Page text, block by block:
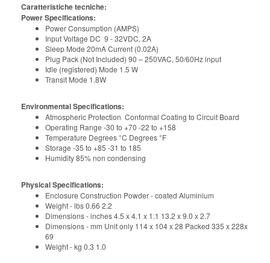
Caratteristiche tecniche:
Power Specifications:
Power Consumption (AMPS)
Input Voltage DC 9 - 32VDC, 2A
Sleep Mode 20mA Current (0.02A)
Plug Pack (Not Included) 90 – 250VAC, 50/60Hz input
Idle (registered) Mode 1.5 W
Transit Mode 1.8W
Environmental Specifications:
Atmospheric Protection Conformal Coating to Circuit Board
Operating Range -30 to +70 -22 to +158
Temperature Degrees °C Degrees °F
Storage -35 to +85 -31 to 185
Humidity 85% non condensing
Physical Specifications:
Enclosure Construction Powder - coated Aluminium
Weight - lbs 0.66 2.2
Dimensions - inches 4.5 x 4.1 x 1.1 13.2 x 9.0 x 2.7
Dimensions - mm Unit only 114 x 104 x 28 Packed 335 x 228x
69
Weight - kg 0.3 1.0